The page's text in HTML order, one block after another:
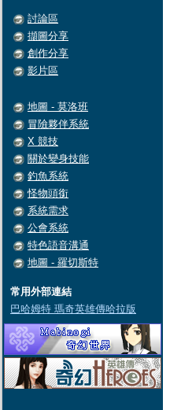
討論區
擷圖分享
創作分享
影片區
地圖 - 莫洛班
冒險夥伴系統
X 競技
關於變身技能
釣魚系統
怪物頭銜
系統需求
公會系統
特色語音溝通
地圖 - 羅切斯特
常用外部連結
巴哈姆特 瑪奇英雄傳哈拉版